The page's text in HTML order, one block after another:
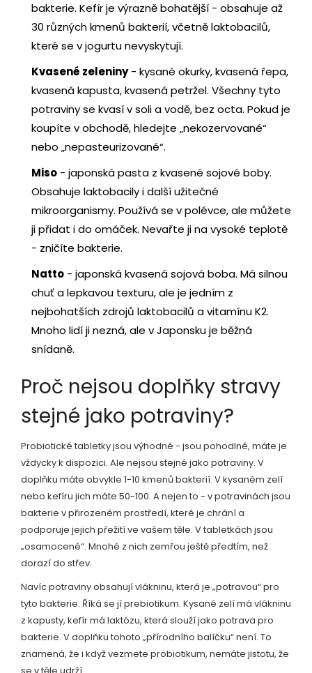
bakterie. Kefír je výrazně bohatější - obsahuje až
30 různých kmenů bakterií, včetně laktobacilů,
které se v jogurtu nevyskytují.
Kvasené zeleniny- kysané okurky, kvasená řepa,
kvasená kapusta, kvasená petržel. Všechny tyto
potraviny se kvasí v soli a vodě, bez octa. Pokud je
koupíte v obchodě, hledejte „nekozervované“
nebo „nepasteurizované“.
Miso - japonská pasta z kvasené sojové boby.
Obsahuje laktobacily i další užitečné
mikroorganismy. Používá se v polévce, ale můžete
ji přidat i do omáček. Nevařte ji na vysoké teplotě
- zničíte bakterie.
Natto - japonská kvasená sojová boba. Má silnou
chuť a lepkavou texturu, ale je jedním z
nejbohatších zdrojů laktobacilů a vitamínu K2.
Mnoho lidí ji nezná, ale v Japonsku je běžná
snídaně.
Proč nejsou doplňky stravy
stejné jako potraviny?
Probiotické tabletky jsou výhodné - jsou pohodlné, máte je
vždycky k dispozici. Ale nejsou stejné jako potraviny. V
doplňku máte obvykle 1-10 kmenů bakterií. V kysaném zelí
nebo kefíru jich máte 50-100. A nejen to - v potravinách jsou
bakterie v přirozeném prostředí, které je chrání a
podporuje jejich přežití ve vašem těle. V tabletkách jsou
„osamocené“. Mnohé z nich zemřou ještě předtím, než
dorazí do střev.
Navíc potraviny obsahují vlákninu, která je „potravou“ pro
tyto bakterie. Říká se jí prebiotikum. Kysané zelí má vlákninu
z kapusty, kefír má laktózu, která slouží jako potrava pro
bakterie. V doplňku tohoto „přírodního balíčku“ není. To
znamená, že i když vezmete probiotikum, nemáte jistotu, že